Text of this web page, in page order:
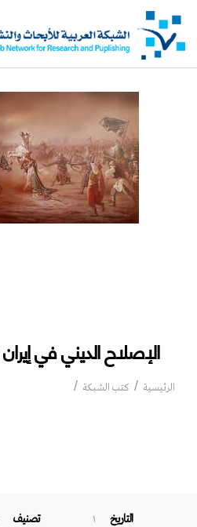
الإصلاح الديني في
الرئيسية كتب الشبكة
التاريخ
۱
تصنيف